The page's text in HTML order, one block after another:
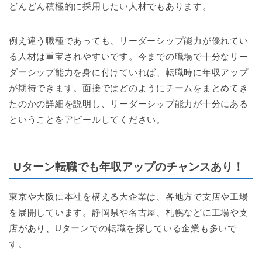
どんどん積極的に採用したい人材でもあります。
例え違う職種であっても、リーダーシップ能力が優れてい
る人材は重宝されやすいです。今までの職場で十分なリー
ダーシップ能力を身に付けていれば、転職時に年収アップ
が期待できます。面接ではどのようにチームをまとめてき
たのかの詳細を説明し、リーダーシップ能力が十分にある
ということをアピールしてください。
Uターン転職でも年収アップのチャンスあり！
東京や大阪に本社を構える大企業は、各地方で支店や工場
を展開しています。静岡県や名古屋、札幌などに工場や支
店があり、Uターンでの転職を探している企業も多いで
す。